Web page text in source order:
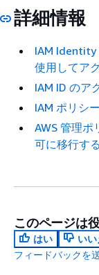
詳細情報
IAM Identity
使用してア
IAM ID のア
IAM ポリシ
AWS 管理
可に移行する
このページは
はい
いい
フィードバックを